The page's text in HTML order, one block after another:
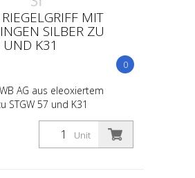
MIT
SILBER ZU
K31
0
AG aus eleoxiertem
STGW 57 und K31
Unit